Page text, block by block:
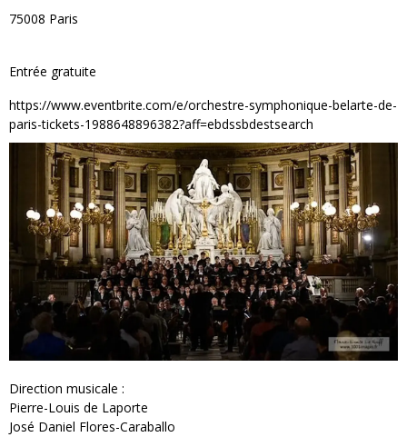
75008 Paris
Entrée gratuite
https://www.eventbrite.com/e/orchestre-symphonique-belarte-de-
paris-tickets-1988648896382?aff=ebdssbdestsearch
Direction musicale :
Pierre-Louis de Laporte
José Daniel Flores-Caraballo